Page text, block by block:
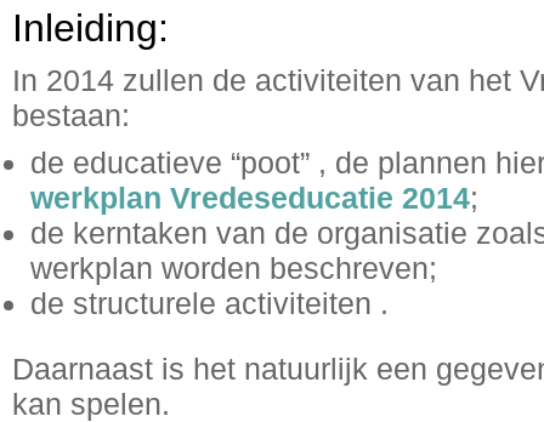
Inleiding:
In 2014 zullen de activiteiten van het
bestaan:
de educatieve “poot” , de plannen
werkplan Vredeseducatie 2014;
de kerntaken van de organisatie
werkplan worden beschreven;
de structurele activiteiten .
Daarnaast is het natuurlijk een
kan spelen.